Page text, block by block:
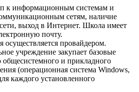
к информационным системам и
сетям, наличие
выход в Интернет. Школа имеет
почту.
осуществляется провайдером.
учреждение закупает базовые
и прикладного
(операционная система Windows,
каждого установленного